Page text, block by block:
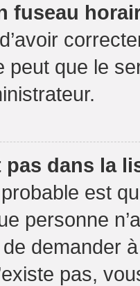
fuseau
peut que le
pas dans la
est
personne
demander
pas,